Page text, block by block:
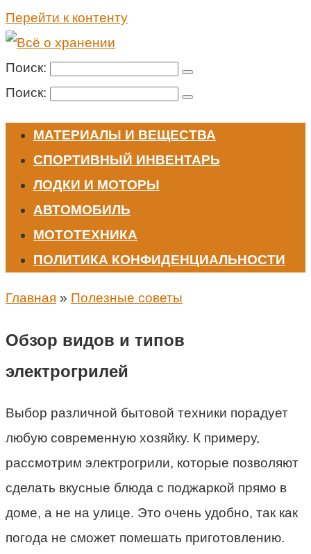
Перейти к контенту
Поиск:
Поиск:
МАТЕРИАЛЫ И ВЕЩЕСТВА
СПОРТИВНЫЙ ИНВЕНТАРЬ
ЛОДКИ И МОТОРЫ
АВТОМОБИЛЬ
МОТОТЕХНИКА
ПОЛИТИКА КОНФИДЕНЦИАЛЬНОСТИ
Главная » Полезные советы
Обзор видов и типов
электрогрилей
Выбор различной бытовой техники порадует
любую современную хозяйку. К примеру,
рассмотрим электрогрили, которые позволяют
сделать вкусные блюда с поджаркой прямо в
доме, а не на улице. Это очень удобно, так как
погода не сможет помешать приготовлению.